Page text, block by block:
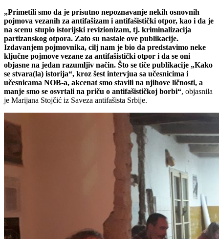
„Primetili smo da je prisutno nepoznavanje nekih osnovnih
pojmova vezanih za antifašizam i antifašistički otpor, kao i da je
na scenu stupio istorijski revizionizam, tj. kriminalizacija
partizanskog otpora. Zato su nastale ove publikacije.
Izdavanjem pojmovnika, cilj nam je bio da predstavimo neke
ključne pojmove vezane za antifašistički otpor i da se oni
objasne na jedan razumljiv način. Što se tiče publikacije „Kako
se stvara(la) istorija“, kroz šest intervjua sa učesnicima i
učesnicama NOB-a, akcenat smo stavili na njihove ličnosti, a
manje smo se osvrtali na priču o antifašističkoj borbi“, objasnila
je Marijana Stojčić iz Saveza antifašista Srbije.